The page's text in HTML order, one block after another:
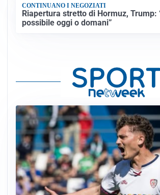
CONTINUANO I NEGOZIATI
Riapertura stretto di Hormuz, Trump:
possibile oggi o domani”